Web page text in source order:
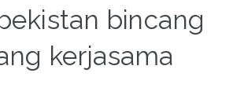
bincang
kerjasama